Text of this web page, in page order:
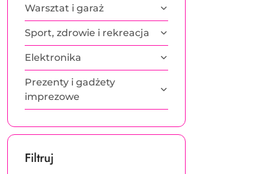
Warsztat i garaż
Sport, zdrowie i rekreacja
Elektronika
Prezenty i gadżety
imprezowe
Filtruj